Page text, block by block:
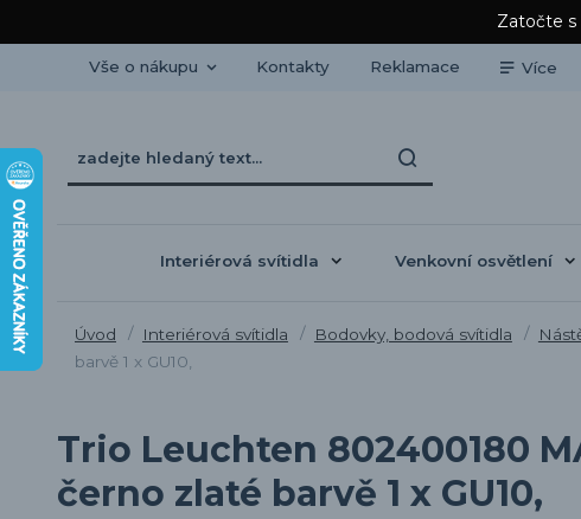
Zatočte s
Vše o nákupu Kontakty Reklamace Více
Interiérová svítidla Venkovní osvětlení
Úvod Interiérová svítidla Bodovky, bodová svítidla
barvě 1 x GU10,
Trio Leuchten 802400180
černo zlaté barvě 1 x GU10,